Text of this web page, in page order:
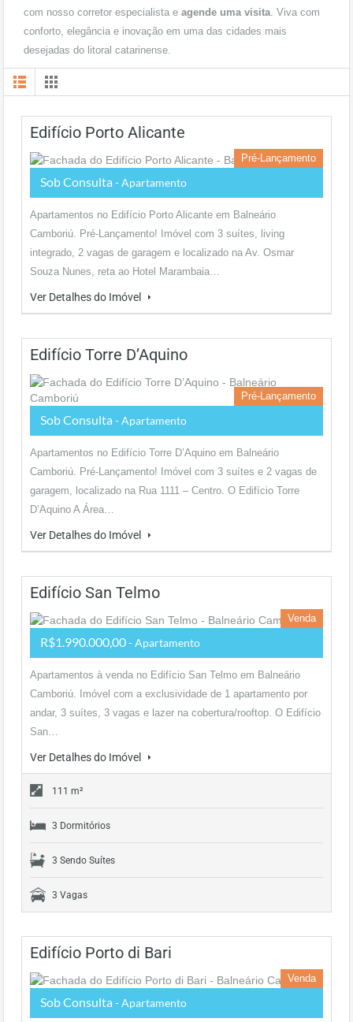
com nosso corretor especialista e agende uma visita. Viva com
conforto, elegância e inovação em uma das cidades mais
desejadas do litoral catarinense.
Edifício Porto Alicante
Pré-Lançamento
Sob Consulta - Apartamento
Apartamentos no Edifício Porto Alicante em Balneário
Camboriú. Pré-Lançamento! Imóvel com 3 suítes, living
integrado, 2 vagas de garagem e localizado na Av. Osmar
Souza Nunes, reta ao Hotel Marambaia…
Ver Detalhes do Imóvel
Edifício Torre D’Aquino
Pré-Lançamento
Sob Consulta - Apartamento
Apartamentos no Edifício Torre D’Aquino em Balneário
Camboriú. Pré-Lançamento! Imóvel com 3 suítes e 2 vagas de
garagem, localizado na Rua 1111 – Centro. O Edifício Torre
D’Aquino A Área…
Ver Detalhes do Imóvel
Edifício San Telmo
Venda
R$1.990.000,00- Apartamento
Apartamentos à venda no Edifício San Telmo em Balneário
Camboriú. Imóvel com a exclusividade de 1 apartamento por
andar, 3 suítes, 3 vagas e lazer na cobertura/rooftop. O Edifício
San…
Ver Detalhes do Imóvel
111 m²
3 Dormitórios
3 Sendo Suítes
3 Vagas
Edifício Porto di Bari
Venda
Sob Consulta - Apartamento